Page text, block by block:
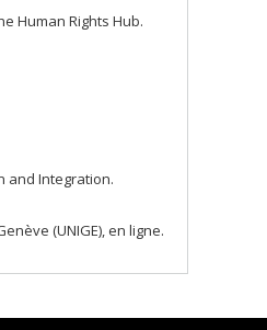
Human Rights Hub.
and Integration.
(UNIGE), en ligne.